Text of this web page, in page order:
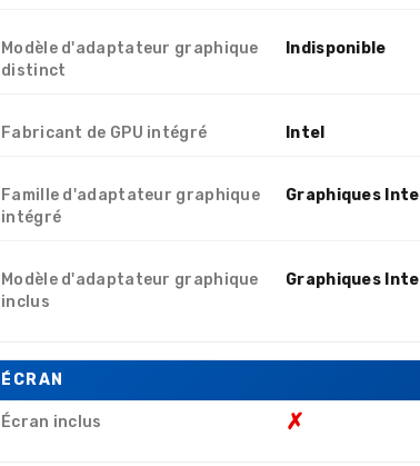
Modèle d'adaptateur graphique
distinct
Indisponible
Fabricant de GPU intégré Intel
Famille d'adaptateur graphique
intégré
Graphiques Intel
Modèle d'adaptateur graphique
inclus
Graphiques Intel
ÉCRAN
Écran inclus ✗